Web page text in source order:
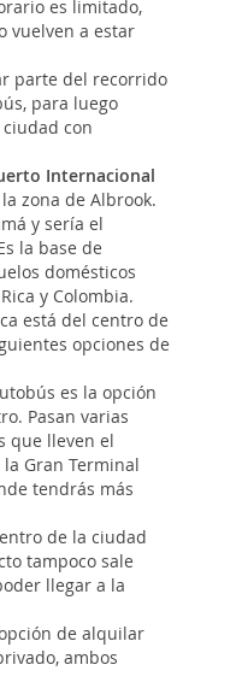
es limitado,
vuelven a estar
parte del recorrido
para luego
con
Internacional
la zona de Albrook.
y sería el
la base de
domésticos
y Colombia.
está del centro de
opciones de
es la opción
Pasan varias
que lleven el
Gran Terminal
tendrás más
de la ciudad
tampoco sale
llegar a la
de alquilar
ambos